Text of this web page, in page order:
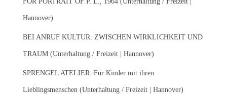
:Hannover)
BEI ANRUF KULTUR: ZWISCHEN WIRKLICHKEIT UND
TRAUM (Unterhaltung / Freizeit | Hannover)
SPRENGEL ATELIER: Für Kinder mit ihren
Lieblingsmenschen (Unterhaltung / Freizeit | Hannover)